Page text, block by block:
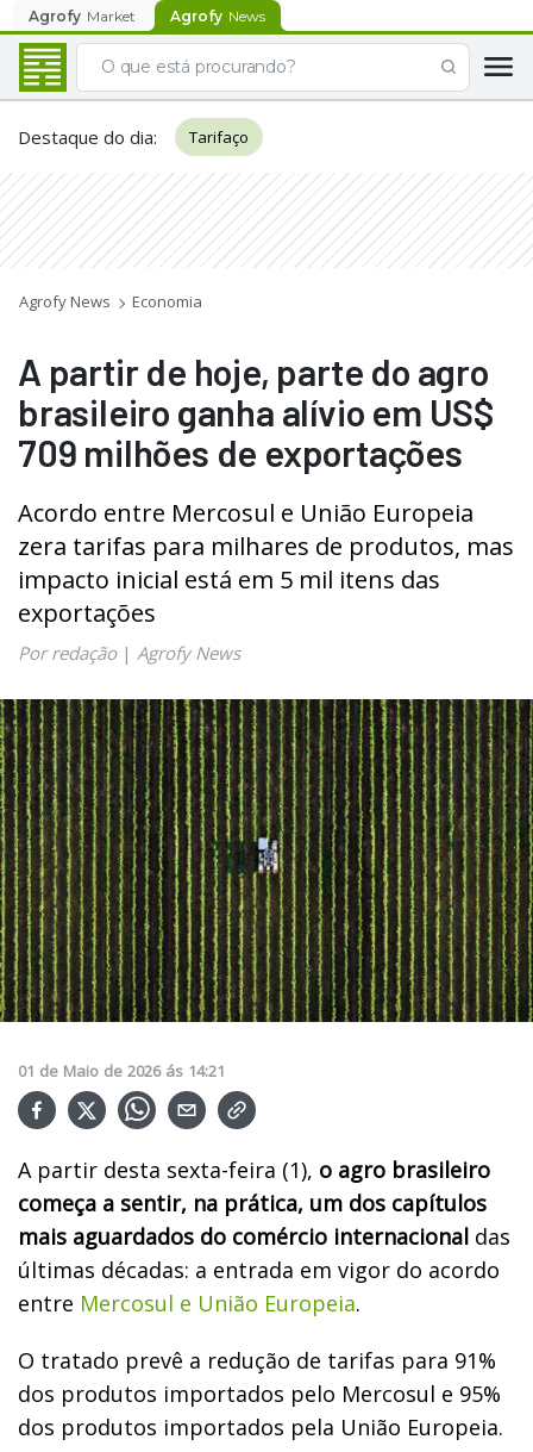
Agrofy Market Agrofy News
Destaque do dia: Tarifaço
Agrofy News Economia
A partir de hoje, parte do agro
brasileiro ganha alívio em US$
709 milhões de exportações
Acordo entre Mercosul e União Europeia
zera tarifas para milhares de produtos, mas
impacto inicial está em 5 mil itens das
exportações
Por redação| Agrofy News
01 de Maio de 2026 ás 14:21
A partir desta sexta-feira (1), o agro brasileiro
começa a sentir, na prática, um dos capítulos
mais aguardados do comércio internacional das
últimas décadas: a entrada em vigor do acordo
entre Mercosul e União Europeia.
O tratado prevê a redução de tarifas para 91%
dos produtos importados pelo Mercosul e 95%
dos produtos importados pela União Europeia.